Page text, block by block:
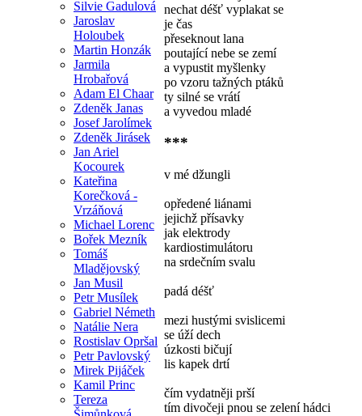
Silvie Gadulová
Jaroslav
Holoubek
Martin Honzák
Jarmila
Hrobařová
Adam El Chaar
Zdeněk Janas
Josef Jarolímek
Zdeněk Jirásek
Jan Ariel
Kocourek
Kateřina
Korečková -
Vrzáňová
Michael Lorenc
Bořek Mezník
Tomáš
Mladějovský
Jan Musil
Petr Musílek
Gabriel Németh
Natálie Nera
Rostislav Opršal
Petr Pavlovský
Mirek Pijáček
Kamil Princ
Tereza
nechat déšť vyplakat se
je čas
přeseknout lana
poutající nebe se zemí
a vypustit myšlenky
po vzoru tažných ptáků
ty silné se vrátí
a vyvedou mladé
***
v mé džungli
opředené liánami
jejichž přísavky
jak elektrody
kardiostimulátoru
na srdečním svalu
padá déšť
mezi hustými svislicemi
se úží dech
úzkosti bičují
lis kapek drtí
čím vydatněji prší
tím divočeji pnou se zelení hádci